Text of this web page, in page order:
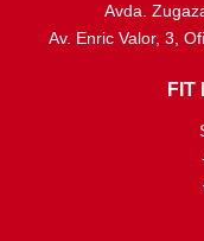
Avda.
Av. Enric Valor, 3,
FIT